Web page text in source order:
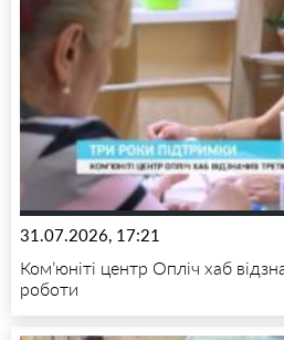
31.07.2026, 17:21
Ком’юніті центр Опліч хаб
роботи